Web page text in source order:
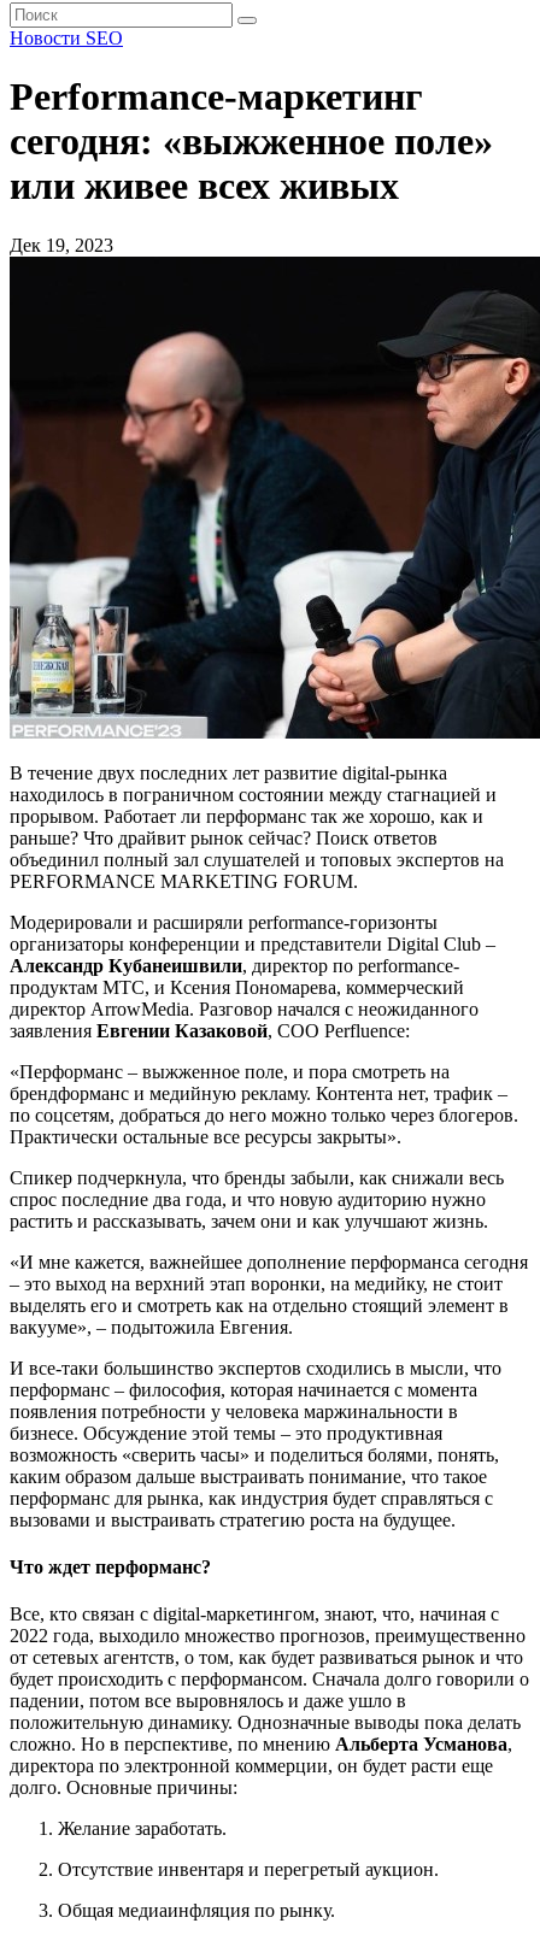
Новости SEO
Performance-маркетинг
сегодня: «выжженное поле»
или живее всех живых
Дек 19, 2023
В течение двух последних лет развитие digital-рынка
находилось в пограничном состоянии между стагнацией и
прорывом. Работает ли перформанс так же хорошо, как и
раньше? Что драйвит рынок сейчас? Поиск ответов
объединил полный зал слушателей и топовых экспертов на
PERFORMANCE MARKETING FORUM.
Модерировали и расширяли performance-горизонты
организаторы конференции и представители Digital Club –
Александр Кубанеишвили, директор по performance-
продуктам МТС, и Ксения Пономарева, коммерческий
директор ArrowMedia. Разговор начался с неожиданного
заявления Евгении Казаковой, СОО Perfluence:
«Перформанс – выжженное поле, и пора смотреть на
брендформанс и медийную рекламу. Контента нет, трафик –
по соцсетям, добраться до него можно только через блогеров.
Практически остальные все ресурсы закрыты».
Спикер подчеркнула, что бренды забыли, как снижали весь
спрос последние два года, и что новую аудиторию нужно
растить и рассказывать, зачем они и как улучшают жизнь.
«И мне кажется, важнейшее дополнение перформанса сегодня
– это выход на верхний этап воронки, на медийку, не стоит
выделять его и смотреть как на отдельно стоящий элемент в
вакууме», – подытожила Евгения.
И все-таки большинство экспертов сходились в мысли, что
перформанс – философия, которая начинается с момента
появления потребности у человека маржинальности в
бизнесе. Обсуждение этой темы – это продуктивная
возможность «сверить часы» и поделиться болями, понять,
каким образом дальше выстраивать понимание, что такое
перформанс для рынка, как индустрия будет справляться с
вызовами и выстраивать стратегию роста на будущее.
Что ждет перформанс?
Все, кто связан с digital-маркетингом, знают, что, начиная с
2022 года, выходило множество прогнозов, преимущественно
от сетевых агентств, о том, как будет развиваться рынок и что
будет происходить с перформансом. Сначала долго говорили о
падении, потом все выровнялось и даже ушло в
положительную динамику. Однозначные выводы пока делать
сложно. Но в перспективе, по мнению Альберта Усманова,
директора по электронной коммерции, он будет расти еще
долго. Основные причины:
Желание заработать.
Отсутствие инвентаря и перегретый аукцион.
Общая медиаинфляция по рынку.